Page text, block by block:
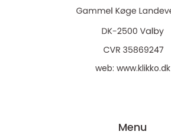
web: www.klikko.dk
Menu